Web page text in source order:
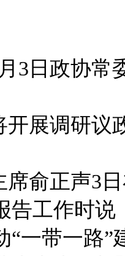
3日政协常
开展调研议
席俞正声3
告工作时
“一带一路